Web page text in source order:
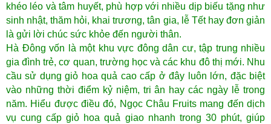
khéo léo và tâm huyết, phù hợp với nhiều dịp biếu tặng như
sinh nhật, thăm hỏi, khai trương, tân gia, lễ Tết hay đơn giản
là gửi lời chúc sức khỏe đến người thân.
Hà Đông vốn là một khu vực đông dân cư, tập trung nhiều
gia đình trẻ, cơ quan, trường học và các khu đô thị mới. Nhu
cầu sử dụng giỏ hoa quả cao cấp ở đây luôn lớn, đặc biệt
vào những thời điểm kỷ niệm, tri ân hay các ngày lễ trong
năm. Hiểu được điều đó, Ngọc Châu Fruits mang đến dịch
vụ cung cấp giỏ hoa quả giao nhanh trong 30 phút, giúp